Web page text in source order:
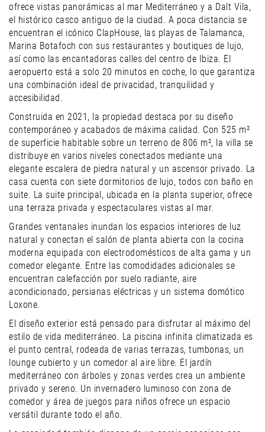
ofrece vistas panorámicas al mar Mediterráneo y a Dalt Vila,
el histórico casco antiguo de la ciudad. A poca distancia se
encuentran el icónico ClapHouse, las playas de Talamanca,
Marina Botafoch con sus restaurantes y boutiques de lujo,
así como las encantadoras calles del centro de Ibiza. El
aeropuerto está a solo 20 minutos en coche, lo que garantiza
una combinación ideal de privacidad, tranquilidad y
accesibilidad.
Construida en 2021, la propiedad destaca por su diseño
contemporáneo y acabados de máxima calidad. Con 525 m²
de superficie habitable sobre un terreno de 806 m², la villa se
distribuye en varios niveles conectados mediante una
elegante escalera de piedra natural y un ascensor privado. La
casa cuenta con siete dormitorios de lujo, todos con baño en
suite. La suite principal, ubicada en la planta superior, ofrece
una terraza privada y espectaculares vistas al mar.
Grandes ventanales inundan los espacios interiores de luz
natural y conectan el salón de planta abierta con la cocina
moderna equipada con electrodomésticos de alta gama y un
comedor elegante. Entre las comodidades adicionales se
encuentran calefacción por suelo radiante, aire
acondicionado, persianas eléctricas y un sistema domótico
Loxone.
El diseño exterior está pensado para disfrutar al máximo del
estilo de vida mediterráneo. La piscina infinita climatizada es
el punto central, rodeada de varias terrazas, tumbonas, un
lounge cubierto y un comedor al aire libre. El jardín
mediterráneo con árboles y zonas verdes crea un ambiente
privado y sereno. Un invernadero luminoso con zona de
comedor y área de juegos para niños ofrece un espacio
versátil durante todo el año.